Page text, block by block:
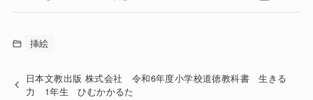
挿絵
日本文教出版 株式会社 令和6年度小学校道徳教科書 生きる
力 1年生 ひむかかるた